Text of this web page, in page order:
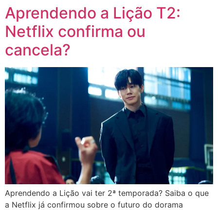
Aprendendo a Lição T2:
Netflix confirma ou
cancela?
Aprendendo a Lição vai ter 2ª temporada? Saiba o que
a Netflix já confirmou sobre o futuro do dorama